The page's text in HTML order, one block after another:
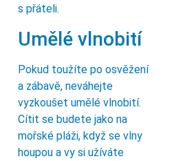
s přáteli.
Umělé vlnobití
Pokud toužíte po osvěžení
a zábavě, neváhejte
vyzkoušet umělé vlnobití.
Cítit se budete jako na
mořské pláži, když se vlny
houpou a vy si užíváte